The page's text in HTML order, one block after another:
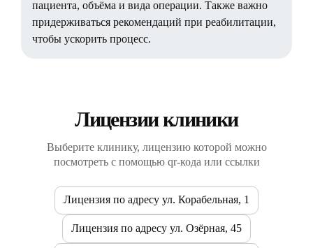
пациента, объёма и вида операции. Также важно
придерживаться рекомендаций при реабилитации,
чтобы ускорить процесс.
Лицензии клиники
Выберите клинику, лицензию которой можно
посмотреть с помощью qr-кода или ссылки
Лицензия по адресу ул. Корабельная, 1
Лицензия по адресу ул. Озёрная, 45